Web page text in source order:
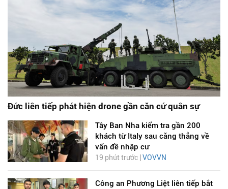
Đức liên tiếp phát hiện drone gần căn cứ quân sự
Tây Ban Nha kiểm tra gần 200
khách từ Italy sau căng thẳng về
vấn đề nhập cư
19 phút trước | VOVVN
Công an Phương Liệt liên tiếp bắt